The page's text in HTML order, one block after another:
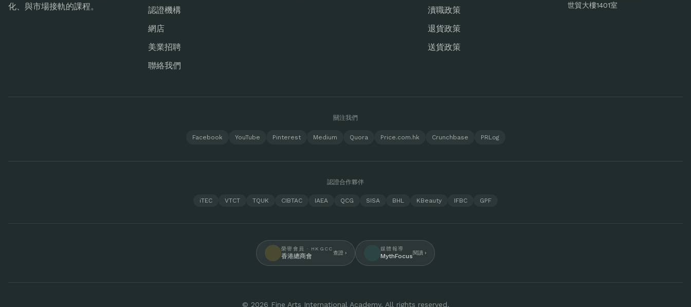
化、與市場接軌的課程。
認證機構
網店
美業招聘
聯絡我們
瀆職政策
退貨政策
送貨政策
世貿大樓1401室
關注我們
Facebook YouTube Pinterest Medium Quora Price.com.hk Crunchbase PRLog
認證合作夥伴
iTEC VTCT TQUK CIBTAC IAEA QCG SISA BHL KBeauty IFBC GPF
榮譽會員 · HKGCC
香港總商會 查證 ›
媒體報導
MythFocus閱讀 ›
© 2026 Fine Arts International Academy. All rights reserved.